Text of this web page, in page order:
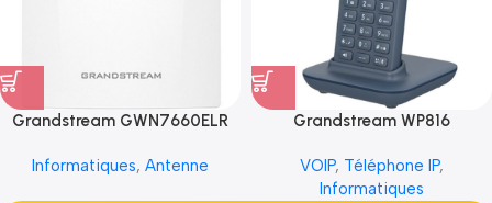
Grandstream GWN7660ELR
Informatiques, Antenne
Grandstream WP816
VOIP, Téléphone IP,
Informatiques